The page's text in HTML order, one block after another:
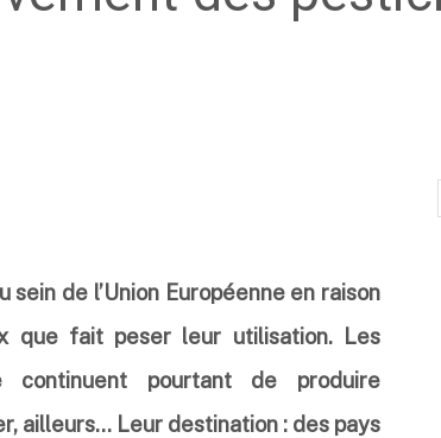
de l’Union Européenne en raison
que fait peser leur utilisation. Les
continuent pourtant de produire
ailleurs… Leur destination : des pays